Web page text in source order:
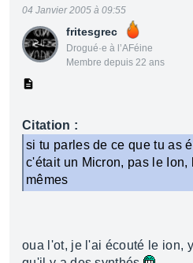
fritesgrec
Drogué·e à l’AFéine
Membre depuis 22 ans
04 Janvier 2005 à 09:55
Citation :
si tu parles de ce que tu as
c'était un Micron, pas le Ion,
mêmes
oua l'ot, je l'ai écouté le ion,